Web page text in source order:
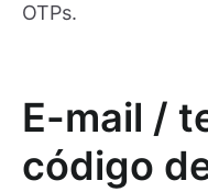
OTPs.
E-mail /
código